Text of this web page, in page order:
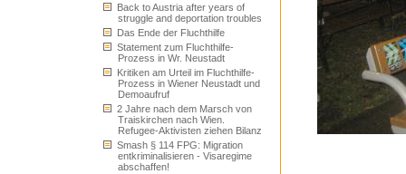
Back to Austria after years of
struggle and deportation troubles
Das Ende der Fluchthilfe
Statement zum Fluchthilfe-
Prozess in Wr. Neustadt
Kritiken am Urteil im Fluchthilfe-
Prozess in Wiener Neustadt und
Demoaufruf
2 Jahre nach dem Marsch von
Traiskirchen nach Wien.
Refugee-Aktivisten ziehen Bilanz
Smash § 114 FPG: Migration
entkriminalisieren - Visaregime
abschaffen!